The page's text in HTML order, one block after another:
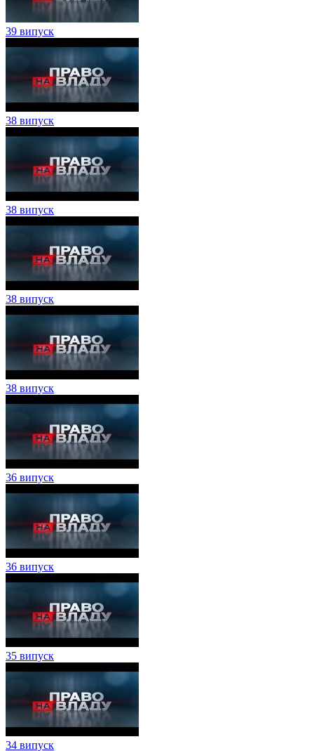
39 випуск
38 випуск
38 випуск
38 випуск
38 випуск
36 випуск
36 випуск
35 випуск
34 випуск